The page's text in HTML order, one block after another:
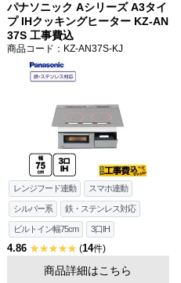
パナソニック Aシリーズ A3タイ
プ IHクッキングヒーター KZ-AN
37S 工事費込
商品コード ：KZ-AN37S-KJ
レンジフード連動 スマホ連動
シルバー系 鉄・ステンレス対応
ビルトイン幅75cm 3口IH
4.86 (14件)
商品詳細はこちら